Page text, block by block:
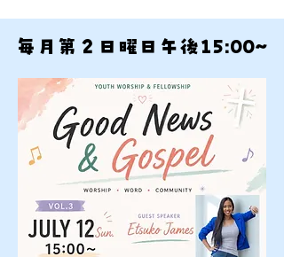
毎月第２日曜日午後15:00~
毎月第２日曜日午後15:00~